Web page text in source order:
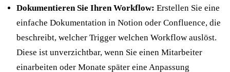
Dokumentieren Sie Ihren Workflow: Erstellen Sie eine
einfache Dokumentation in Notion oder Confluence, die
beschreibt, welcher Trigger welchen Workflow auslöst.
Diese ist unverzichtbar, wenn Sie einen Mitarbeiter
einarbeiten oder Monate später eine Anpassung